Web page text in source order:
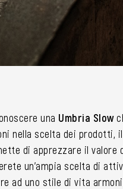
una Umbria Slow
nella scelta dei prodotti,
di apprezzare il valore
un’ampia scelta di
ad uno stile di vita